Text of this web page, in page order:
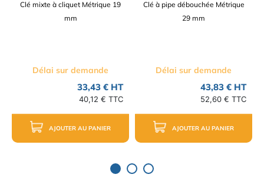
Clé mixte à cliquet Métrique 19
mm
Délai sur demande
33,43 € HT
40,12 € TTC
AJOUTER AU PANIER
Clé à pipe débouchée Métrique
29 mm
Délai sur demande
43,83 € HT
52,60 € TTC
AJOUTER AU PANIER